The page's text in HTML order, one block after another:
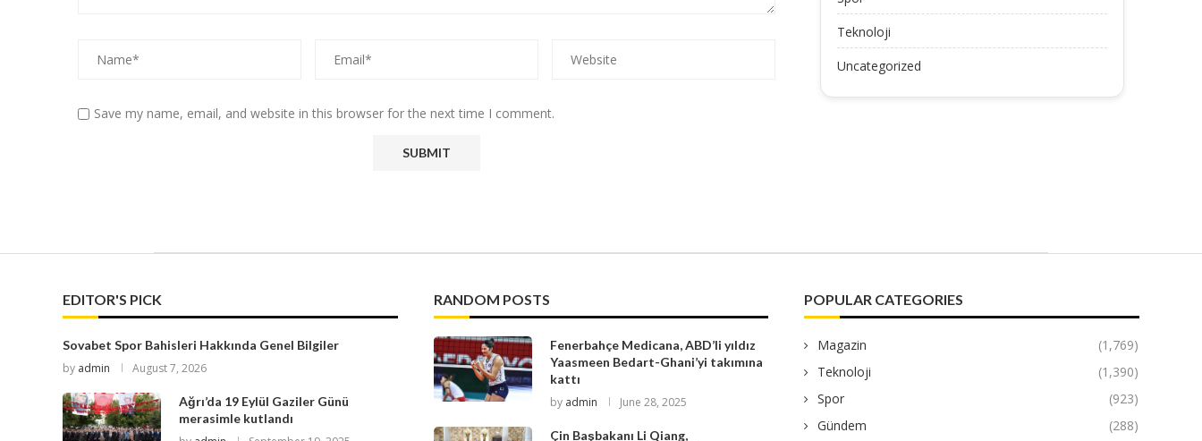
Save my name, email, and website in this browser for the next time I comment.
Teknoloji
Uncategorized
EDITOR'S PICK
Sovabet Spor Bahisleri Hakkında Genel Bilgiler
by admin August 7, 2026
Ağrı’da 19 Eylül Gaziler Günü
merasimle kutlandı
RANDOM POSTS
Fenerbahçe Medicana, ABD’li yıldız
Yaasmeen Bedart-Ghani’yi takımına
kattı
by admin June 28, 2025
Çin Başbakanı Li Qiang,
POPULAR CATEGORIES
Magazin
(1,769)
Teknoloji
(1,390)
Spor
(923)
Gündem
(288)